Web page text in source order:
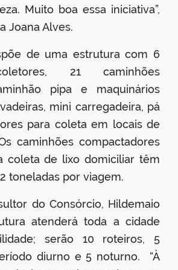
Muito boa essa iniciativa”,
Joana Alves.
de uma estrutura com 6
21 caminhões
pipa e maquinários
mini carregadeira, pá
para coleta em locais de
caminhões compactadores
coleta de lixo domiciliar têm
toneladas por viagem.
do Consórcio, Hildemaio
atenderá toda a cidade
serão 10 roteiros, 5
diurno e 5 noturno. “À